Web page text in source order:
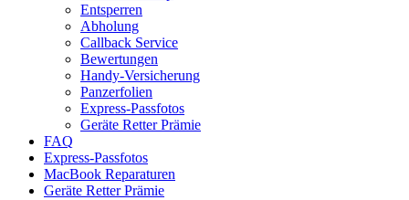
Entsperren
Abholung
Callback Service
Bewertungen
Handy-Versicherung
Panzerfolien
Express-Passfotos
Geräte Retter Prämie
FAQ
Express-Passfotos
MacBook Reparaturen
Geräte Retter Prämie